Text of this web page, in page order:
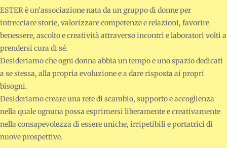
ESTER è un’associazione nata da un gruppo di donne per
intrecciare storie, valorizzare competenze e relazioni, favorire
benessere, ascolto e creatività attraverso incontri e laboratori volti a
prendersi cura di sé.
Desideriamo che ogni donna abbia un tempo e uno spazio dedicati
a se stessa, alla propria evoluzione e a dare risposta ai propri
bisogni.
Desideriamo creare una rete di scambio, supporto e accoglienza
nella quale ognuna possa esprimersi liberamente e creativamente
nella consapevolezza di essere uniche, irripetibili e portatrici di
nuove prospettive.